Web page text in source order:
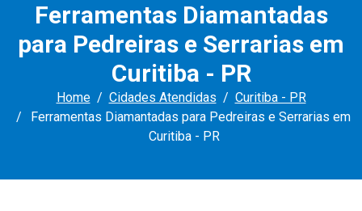
Ferramentas Diamantadas
para Pedreiras e Serrarias em
Curitiba - PR
Home Cidades Atendidas
Curitiba - PR
Ferramentas Diamantadas para Pedreiras e Serrarias em
Curitiba - PR